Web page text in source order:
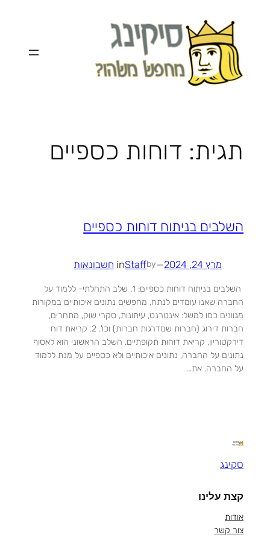
תגית: דוחות כספיים
השלבים בניתוח דוחות כספיים
מרץ 24, 2024 —
by
Staff
in חשבונאות
השלבים בניתוח דוחות כספיים: 1. שלב התחלתי- ללמוד על
החברה שאנו עומדים לנתח, מחפשים נתונים איכותיים במקורות
מגוונים כמו למשל: אינטרנט, עיתונות, סקרי שוק, מתחרים,
חברות דירוג (חברות שמדרגות חברות) וכו'. 2. קריאת דוח
דירקטוריון, קריאת דוחות תקופתיים. השלב הראשוני הוא לאסוף
נתונים על החברה, נתונים איכותיים ולא כספיים על מנת ללמוד
על החברה. את…
סקינג
קצת עלינו
אודות
צור קשר